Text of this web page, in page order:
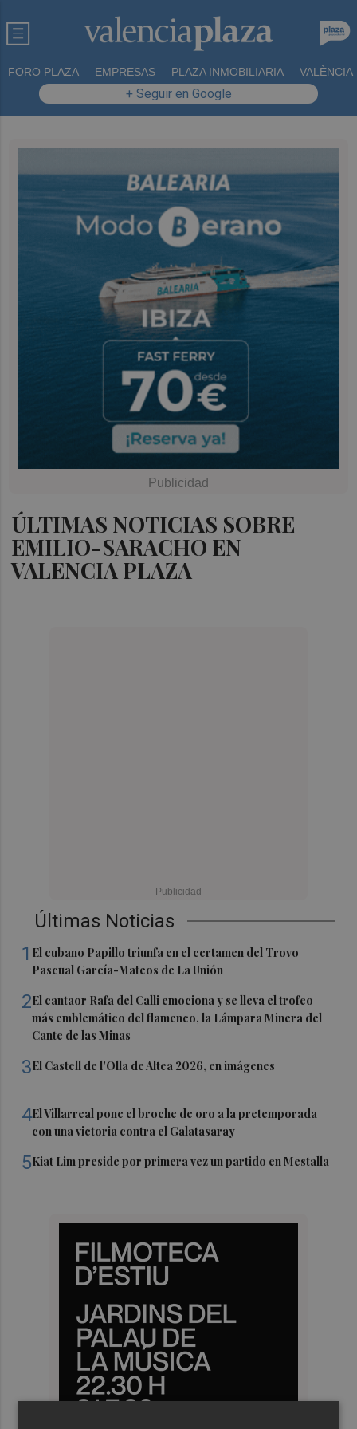
FORO PLAZA EMPRESAS PLAZA INMOBILIARIA VALÈNCIA
+ Seguir en Google
ÚLTIMAS NOTICIAS SOBRE
EMILIO-SARACHO EN
VALENCIA PLAZA
Últimas Noticias
1 El cubano Papillo triunfa en el certamen del Trovo
Pascual García-Mateos de La Unión
2El cantaor Rafa del Calli emociona y se lleva el trofeo
más emblemático del flamenco, la Lámpara Minera del
Cante de las Minas
3El Castell de l'Olla de Altea 2026, en imágenes
4El Villarreal pone el broche de oro a la pretemporada
con una victoria contra el Galatasaray
5Kiat Lim preside por primera vez un partido en Mestalla